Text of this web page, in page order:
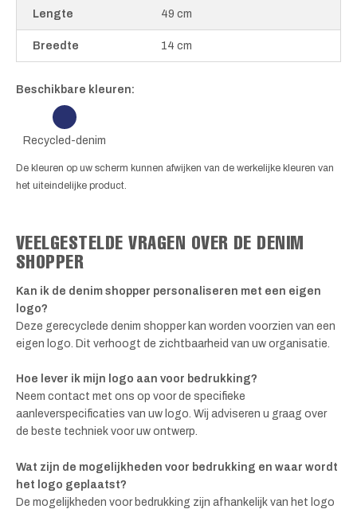
Lengte 49 cm
Breedte 14 cm
Beschikbare kleuren:
Recycled-denim
De kleuren op uw scherm kunnen afwijken van de werkelijke kleuren van
het uiteindelijke product.
VEELGESTELDE VRAGEN OVER DE DENIM
SHOPPER
Kan ik de denim shopper personaliseren met een eigen
logo?
Deze gerecyclede denim shopper kan worden voorzien van een
eigen logo. Dit verhoogt de zichtbaarheid van uw organisatie.
Hoe lever ik mijn logo aan voor bedrukking?
Neem contact met ons op voor de specifieke
aanleverspecificaties van uw logo. Wij adviseren u graag over
de beste techniek voor uw ontwerp.
Wat zijn de mogelijkheden voor bedrukking en waar wordt
het logo geplaatst?
De mogelijkheden voor bedrukking zijn afhankelijk van het logo